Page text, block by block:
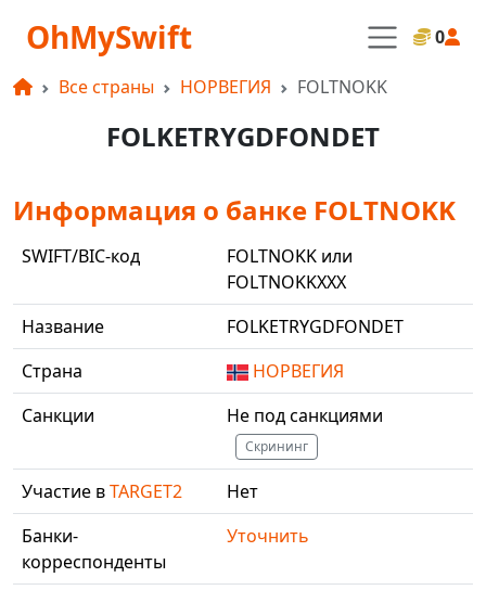
OhMySwift 0
Все страны НОРВЕГИЯ FOLTNOKK
FOLKETRYGDFONDET
Информация о банке FOLTNOKK
SWIFT/BIC-код
FOLTNOKK или
FOLTNOKKXXX
Название
FOLKETRYGDFONDET
Страна
НОРВЕГИЯ
Санкции
Не под санкциями
Скрининг
Участие вTARGET2
Нет
Банки-
корреспонденты
Уточнить